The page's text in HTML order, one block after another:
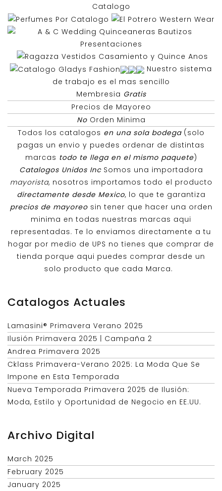
Nuestro sistema
de trabajo es el mas sencillo
Membresia Gratis
Precios de Mayoreo
NoOrden Minima
Todos los catalogos en una sola bodega (solo
pagas un envio y puedes ordenar de distintas
marcas todo te llega en el mismo paquete)
Catalogos Unidos IncSomos una importadora
mayorista, nosotros importamos todo el producto
directamente desde Mexico, lo que te garantiza
precios de mayoreosin tener que hacer una orden
minima en todas nuestras marcas aqui
representadas. Te lo enviamos directamente a tu
hogar por medio de UPS no tienes que comprar de
tienda porque aqui puedes comprar desde un
solo producto que cada Marca.
Catalogos Actuales
Lamasini® Primavera Verano 2025
Ilusión Primavera 2025 | Campaña 2
Andrea Primavera 2025
Cklass Primavera-Verano 2025: La Moda Que Se
Impone en Esta Temporada
Nueva Temporada Primavera 2025 de Ilusión:
Moda, Estilo y Oportunidad de Negocio en EE.UU.
Archivo Digital
March 2025
February 2025
January 2025